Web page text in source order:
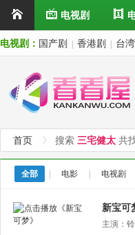
电视剧
电视剧： 国产剧 香港剧 台
首页 搜索 三宅健太 共
全部 电影 电视剧
新宝可
主演：